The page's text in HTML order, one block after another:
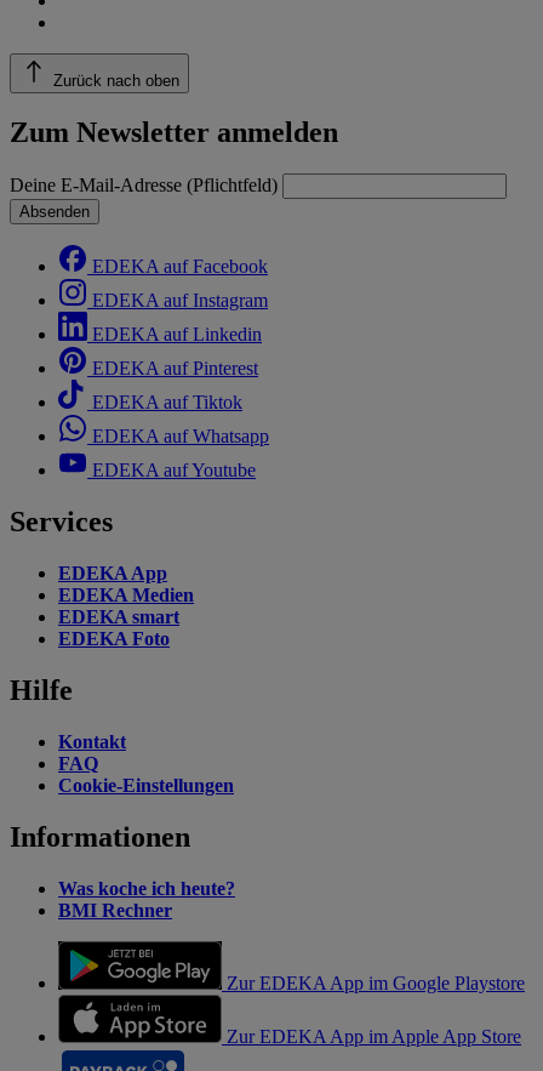
Zurück nach oben
Zum Newsletter anmelden
Deine E-Mail-Adresse (Pflichtfeld)
Absenden
EDEKA auf Facebook
EDEKA auf Instagram
EDEKA auf Linkedin
EDEKA auf Pinterest
EDEKA auf Tiktok
EDEKA auf Whatsapp
EDEKA auf Youtube
Services
EDEKA App
EDEKA Medien
EDEKA smart
EDEKA Foto
Hilfe
Kontakt
FAQ
Cookie-Einstellungen
Informationen
Was koche ich heute?
BMI Rechner
Zur EDEKA App im Google Playstore
Zur EDEKA App im Apple App Store